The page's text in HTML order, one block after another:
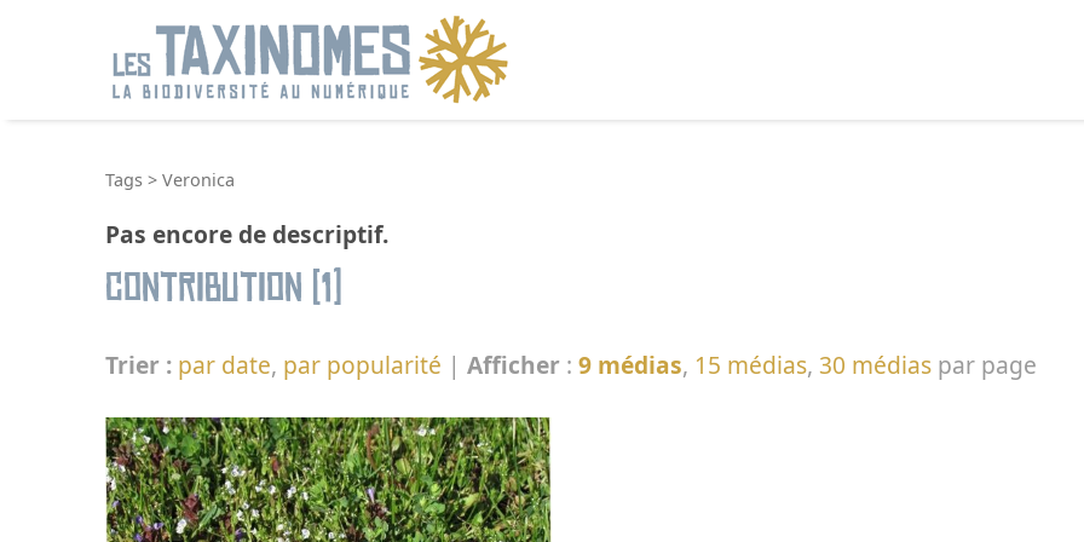
Tags > Veronica
Pas encore de descriptif.
Contribution (1)
Trier : par date, par popularité | Afficher : 9 médias, 15 médias, 30 médias par page